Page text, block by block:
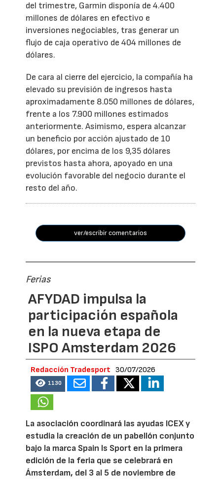
del trimestre, Garmin disponía de 4.400
millones de dólares en efectivo e
inversiones negociables, tras generar un
flujo de caja operativo de 404 millones de
dólares.
De cara al cierre del ejercicio, la compañía ha
elevado su previsión de ingresos hasta
aproximadamente 8.050 millones de dólares,
frente a los 7.900 millones estimados
anteriormente. Asimismo, espera alcanzar
un beneficio por acción ajustado de 10
dólares, por encima de los 9,35 dólares
previstos hasta ahora, apoyado en una
evolución favorable del negocio durante el
resto del año.
ver/escribir comentarios
Ferias
AFYDAD impulsa la
participación española
en la nueva etapa de
ISPO Amsterdam 2026
Redacción Tradesport 30/07/2026
1130
La asociación coordinará las ayudas ICEX y
estudia la creación de un pabellón conjunto
bajo la marca Spain Is Sport en la primera
edición de la feria que se celebrará en
Ámsterdam, del 3 al 5 de noviembre de